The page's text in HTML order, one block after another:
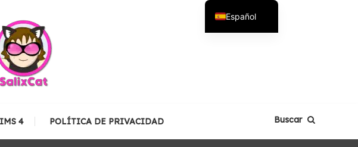
4 POLÍTICA DE PRIVACIDAD Buscar
Español
English